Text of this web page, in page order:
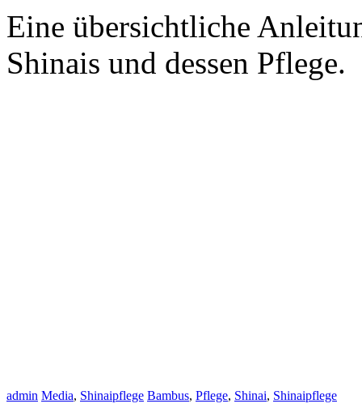
Eine übersichtliche
Shinais und dessen Pflege.
admin Media, Shinaipflege Bambus, Pflege, Shinai, Shinaipflege